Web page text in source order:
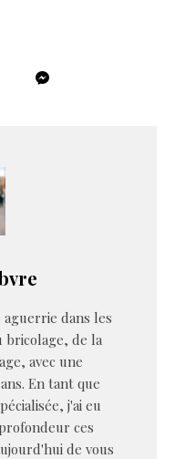
dans les
bricolage, de la
avec une
En tant que
j'ai eu
ces
de vous